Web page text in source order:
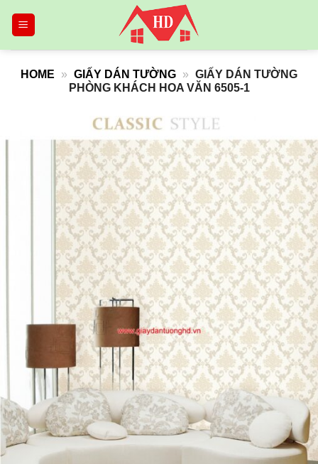
HOME » GIẤY DÁN TƯỜNG » GIẤY DÁN TƯỜNG
PHÒNG KHÁCH HOA VĂN 6505-1